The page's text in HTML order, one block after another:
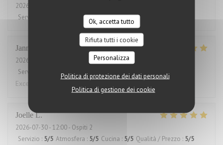
Ok, accetta tutto
Rifiuta tutti i cookie
Personalizza
Politica di protezione dei dati personali
Politica di gestione dei cookie
2026-07-31
Servizio
Atmosfera:5/5 Cucina:5/5 Qualità / Prezzo
Janne
2026-07-31
- 12:00 - Ospiti 2
Servizio
Atmosfera : Cucina 5 /5 Qualità / Prezzo
Excellent food and service. Also good for low card diet.
Joelle L
2026-07-30- 12:00 - Ospiti 2
Servizio : 5/5 Atmosfera : 5/5 Cucina : 5/5 Qualità / Prezzo : 5/5